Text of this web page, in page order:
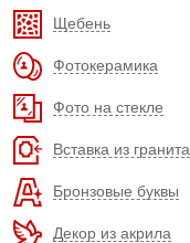
Щебень
Фотокерамика
Фото на стекле
Вставка из гранита
Бронзовые буквы
Декор из акрила